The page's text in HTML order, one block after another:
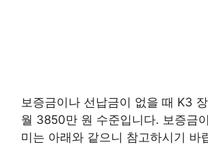
보증금이나 선납금이 없을 때 K3
월 3850만 원 수준입니다. 보증금
미는 아래와 같으니 참고하시기 바